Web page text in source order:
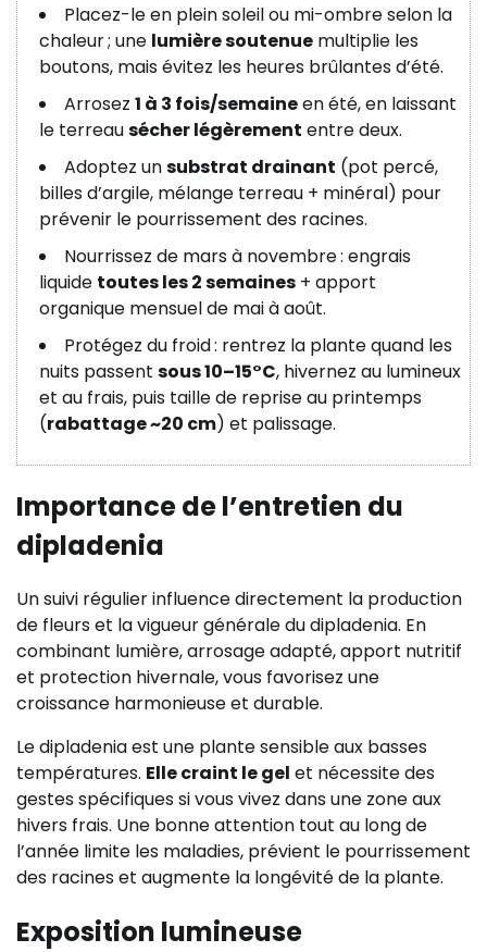
Placez-le en plein soleil ou mi-ombre selon la
chaleur ; une lumière soutenue multiplie les
boutons, mais évitez les heures brûlantes d’été.
Arrosez 1 à 3 fois/semaineen été, en laissant
le terreausécher légèrement entre deux.
Adoptez unsubstrat drainant (pot percé,
billes d’argile, mélange terreau + minéral) pour
prévenir le pourrissement des racines.
Nourrissez de mars à novembre : engrais
liquide toutes les 2 semaines + apport
organique mensuel de mai à août.
Protégez du froid : rentrez la plante quand les
nuits passent sous 10–15°C, hivernez au lumineux
et au frais, puis taille de reprise au printemps
(rabattage ~20 cm) et palissage.
Importance de l’entretien du
dipladenia
Un suivi régulier influence directement la production
de fleurs et la vigueur générale du dipladenia. En
combinant lumière, arrosage adapté, apport nutritif
et protection hivernale, vous favorisez une
croissance harmonieuse et durable.
Le dipladenia est une plante sensible aux basses
températures. Elle craint le gel et nécessite des
gestes spécifiques si vous vivez dans une zone aux
hivers frais. Une bonne attention tout au long de
l’année limite les maladies, prévient le pourrissement
des racines et augmente la longévité de la plante.
Exposition lumineuse